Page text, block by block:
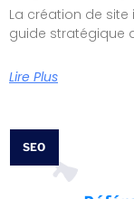
La création de site
guide stratégique
Lire Plus
SEO